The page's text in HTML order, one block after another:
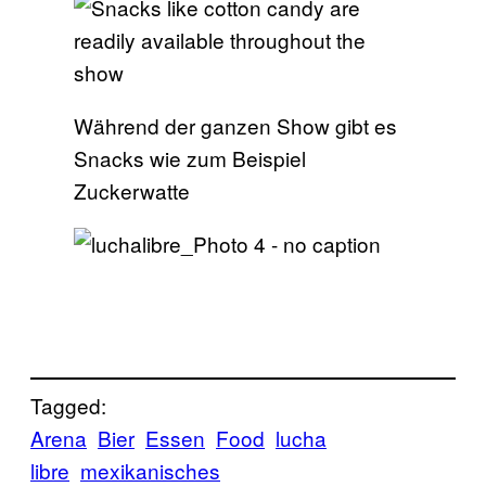
Während der ganzen Show gibt es
Snacks wie zum Beispiel
Zuckerwatte
Tagged:
Arena Bier Essen Food lucha
libre mexikanisches